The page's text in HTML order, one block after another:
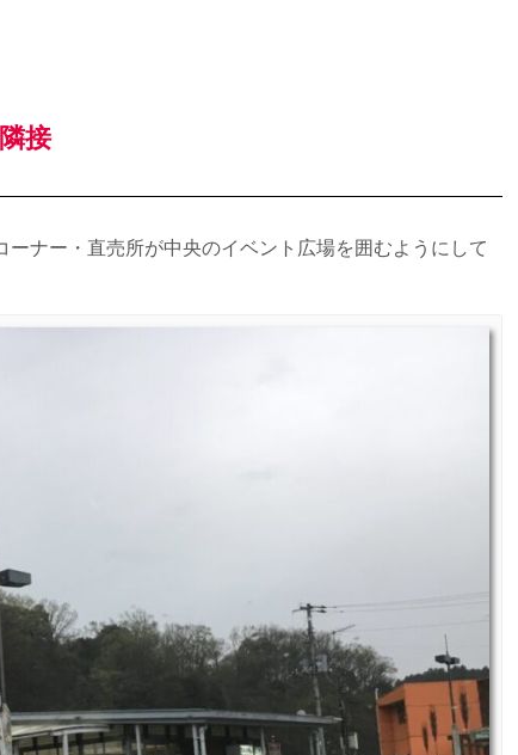
接
ナー・直売所が中央のイベント広場を囲むようにして